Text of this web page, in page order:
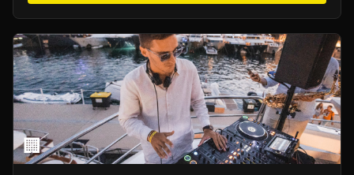
🏢